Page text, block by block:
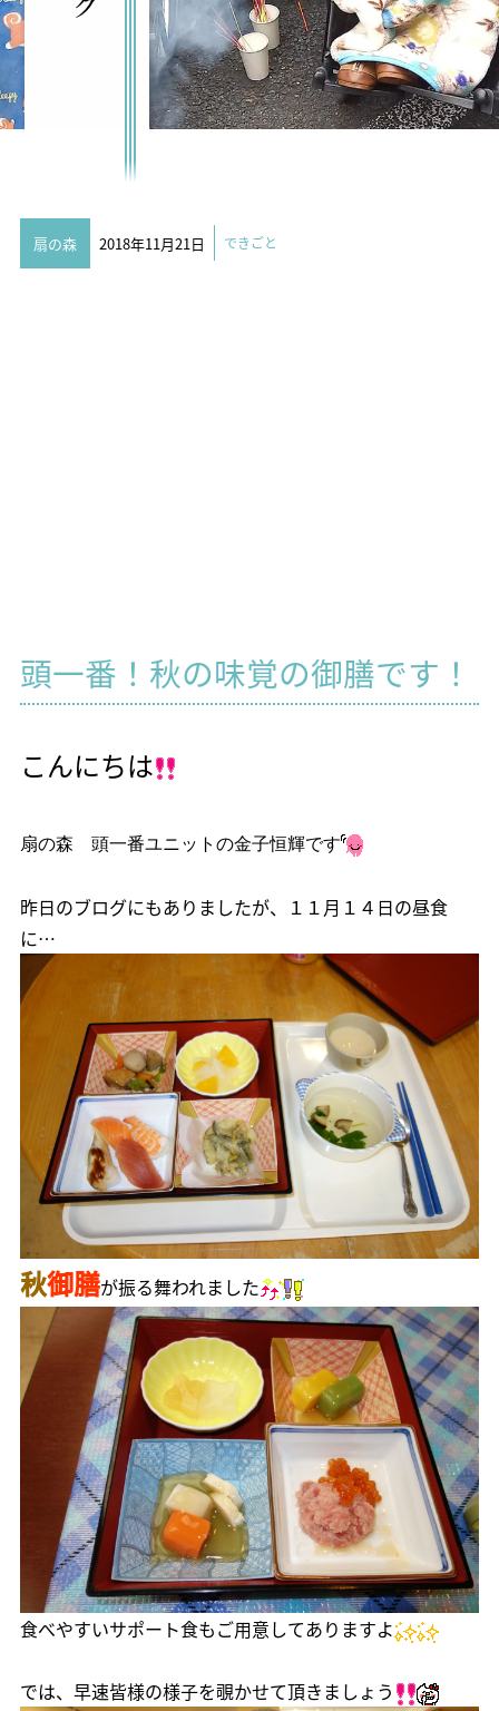
扇の森 2018年11月21日 できごと
頭一番！秋の味覚の御膳です！
こんにちは
扇の森 頭一番ユニットの金子恒輝です
昨日のブログにもありましたが、１１月１４日の昼食
に…
秋御膳が振る舞われました
食べやすいサポート食もご用意してありますよ
では、早速皆様の様子を覗かせて頂きましょう